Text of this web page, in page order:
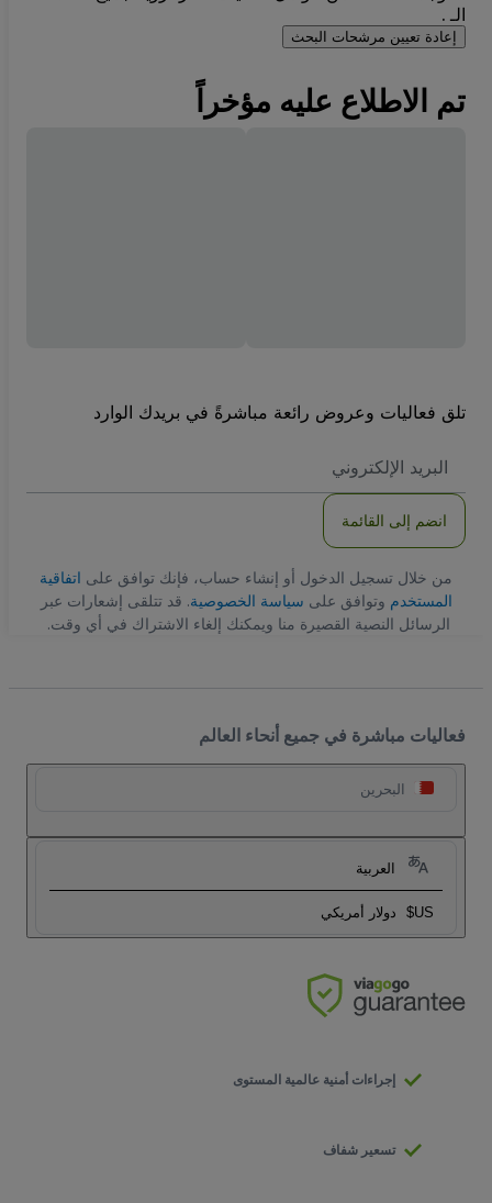
الـ .
إعادة تعيين مرشحات البحث
تم الاطلاع عليه مؤخراً
تلق فعاليات وعروض رائعة مباشرةً في بريدك الوارد
الاكتروني
انضم إلى القائمة
من خلال تسجيل الدخول أو إنشاء حساب، فإنك توافق على اتفاقية
المستخدم وتوافق على سياسة الخصوصية. قد تتلقى إشعارات عبر
الرسائل النصية القصيرة منا ويمكنك إلغاء الاشتراك في أي وقت.
فعاليات مباشرة في جميع أنحاء العالم
البحرين
العربية
US$ دولار أمريكي
إجراءات أمنية عالمية المستوى
تسعير شفاف